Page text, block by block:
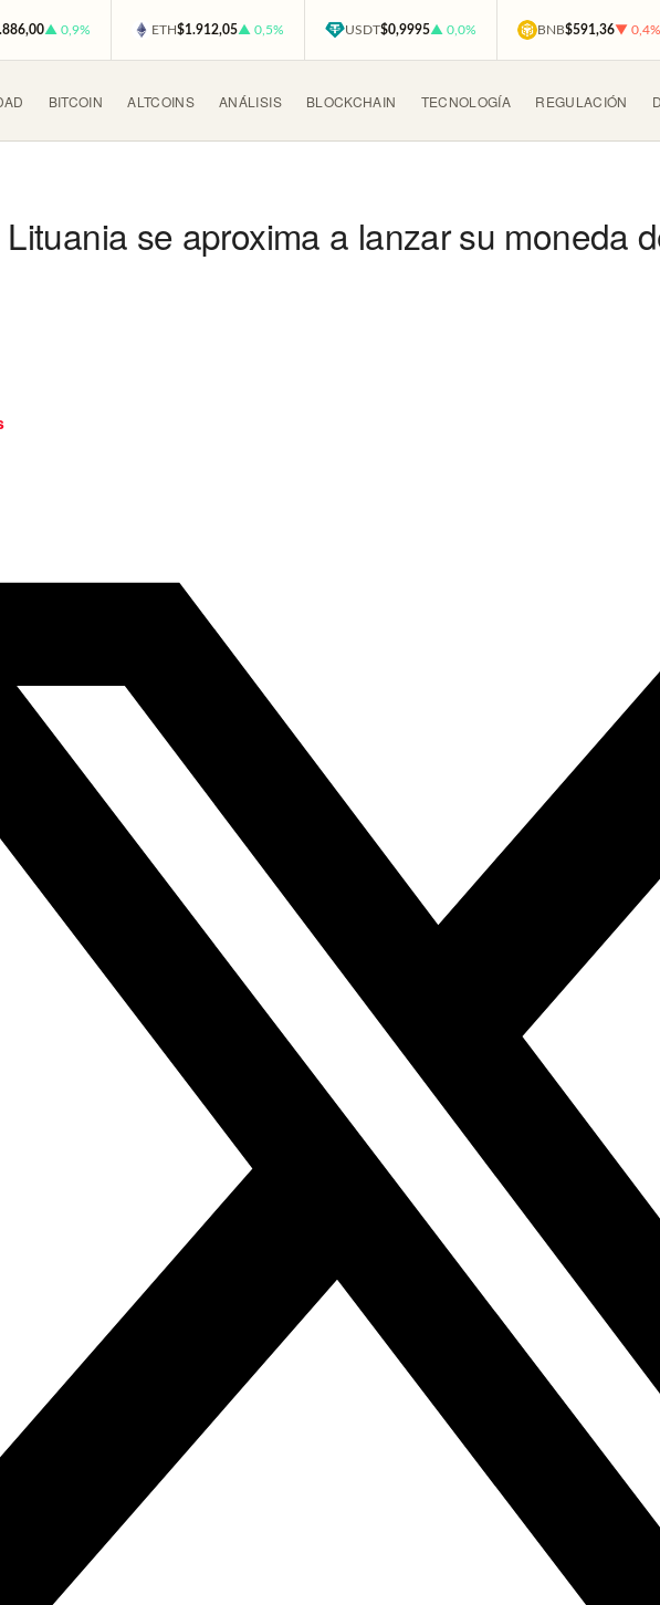
▲ 0,9% ETH$1.912,05▲ 0,5% USDT$0,9995▲ 0,0% BNB$591,36▼ 0,4%
BITCOIN ALTCOINS ANÁLISIS BLOCKCHAIN TECNOLOGÍA REGULACIÓN
se aproxima a lanzar su moneda